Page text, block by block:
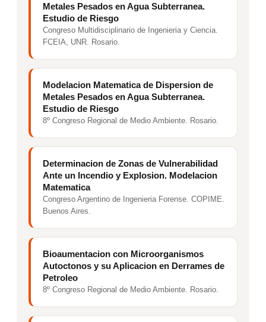
Metales Pesados en Agua Subterranea.
Estudio de Riesgo
Congreso Multidisciplinario de Ingenieria y Ciencia.
FCEIA, UNR. Rosario.
Modelacion Matematica de Dispersion de
Metales Pesados en Agua Subterranea.
Estudio de Riesgo
8º Congreso Regional de Medio Ambiente. Rosario.
Determinacion de Zonas de Vulnerabilidad
Ante un Incendio y Explosion. Modelacion
Matematica
Congreso Argentino de Ingenieria Forense. COPIME.
Buenos Aires.
Bioaumentacion con Microorganismos
Autoctonos y su Aplicacion en Derrames de
Petroleo
8º Congreso Regional de Medio Ambiente. Rosario.